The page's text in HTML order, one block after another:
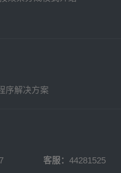
序解决方案
客服：44281525